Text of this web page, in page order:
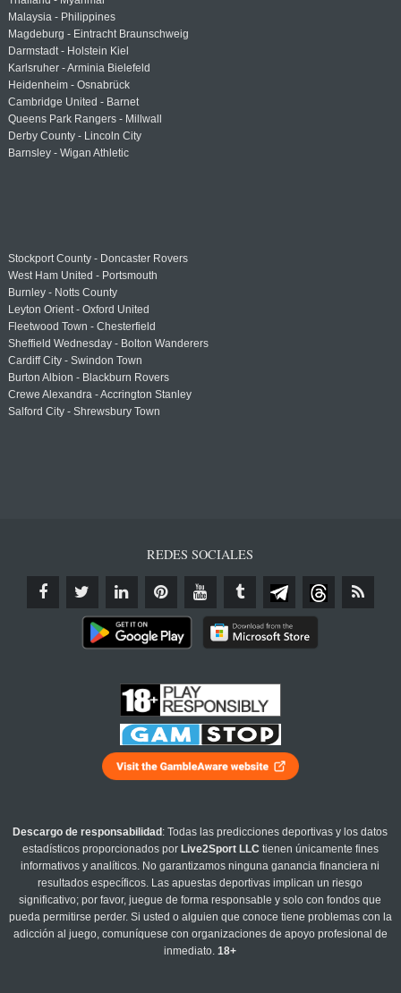
Malaysia - Philippines
Magdeburg - Eintracht Braunschweig
Darmstadt - Holstein Kiel
Karlsruher - Arminia Bielefeld
Heidenheim - Osnabrück
Cambridge United - Barnet
Queens Park Rangers - Millwall
Derby County - Lincoln City
Barnsley - Wigan Athletic
Stockport County - Doncaster Rovers
West Ham United - Portsmouth
Burnley - Notts County
Leyton Orient - Oxford United
Fleetwood Town - Chesterfield
Sheffield Wednesday - Bolton Wanderers
Cardiff City - Swindon Town
Burton Albion - Blackburn Rovers
Crewe Alexandra - Accrington Stanley
Salford City - Shrewsbury Town
REDES SOCIALES
Descargo de responsabilidad : Todas las predicciones deportivas y los datos
estadísticos proporcionados por Live2Sport LLC tienen únicamente fines
informativos y analíticos. No garantizamos ninguna ganancia financiera ni
resultados específicos. Las apuestas deportivas implican un riesgo
significativo; por favor, juegue de forma responsable y solo con fondos que
pueda permitirse perder. Si usted o alguien que conoce tiene problemas con la
adicción al juego, comuníquese con organizaciones de apoyo profesional de
inmediato.18+